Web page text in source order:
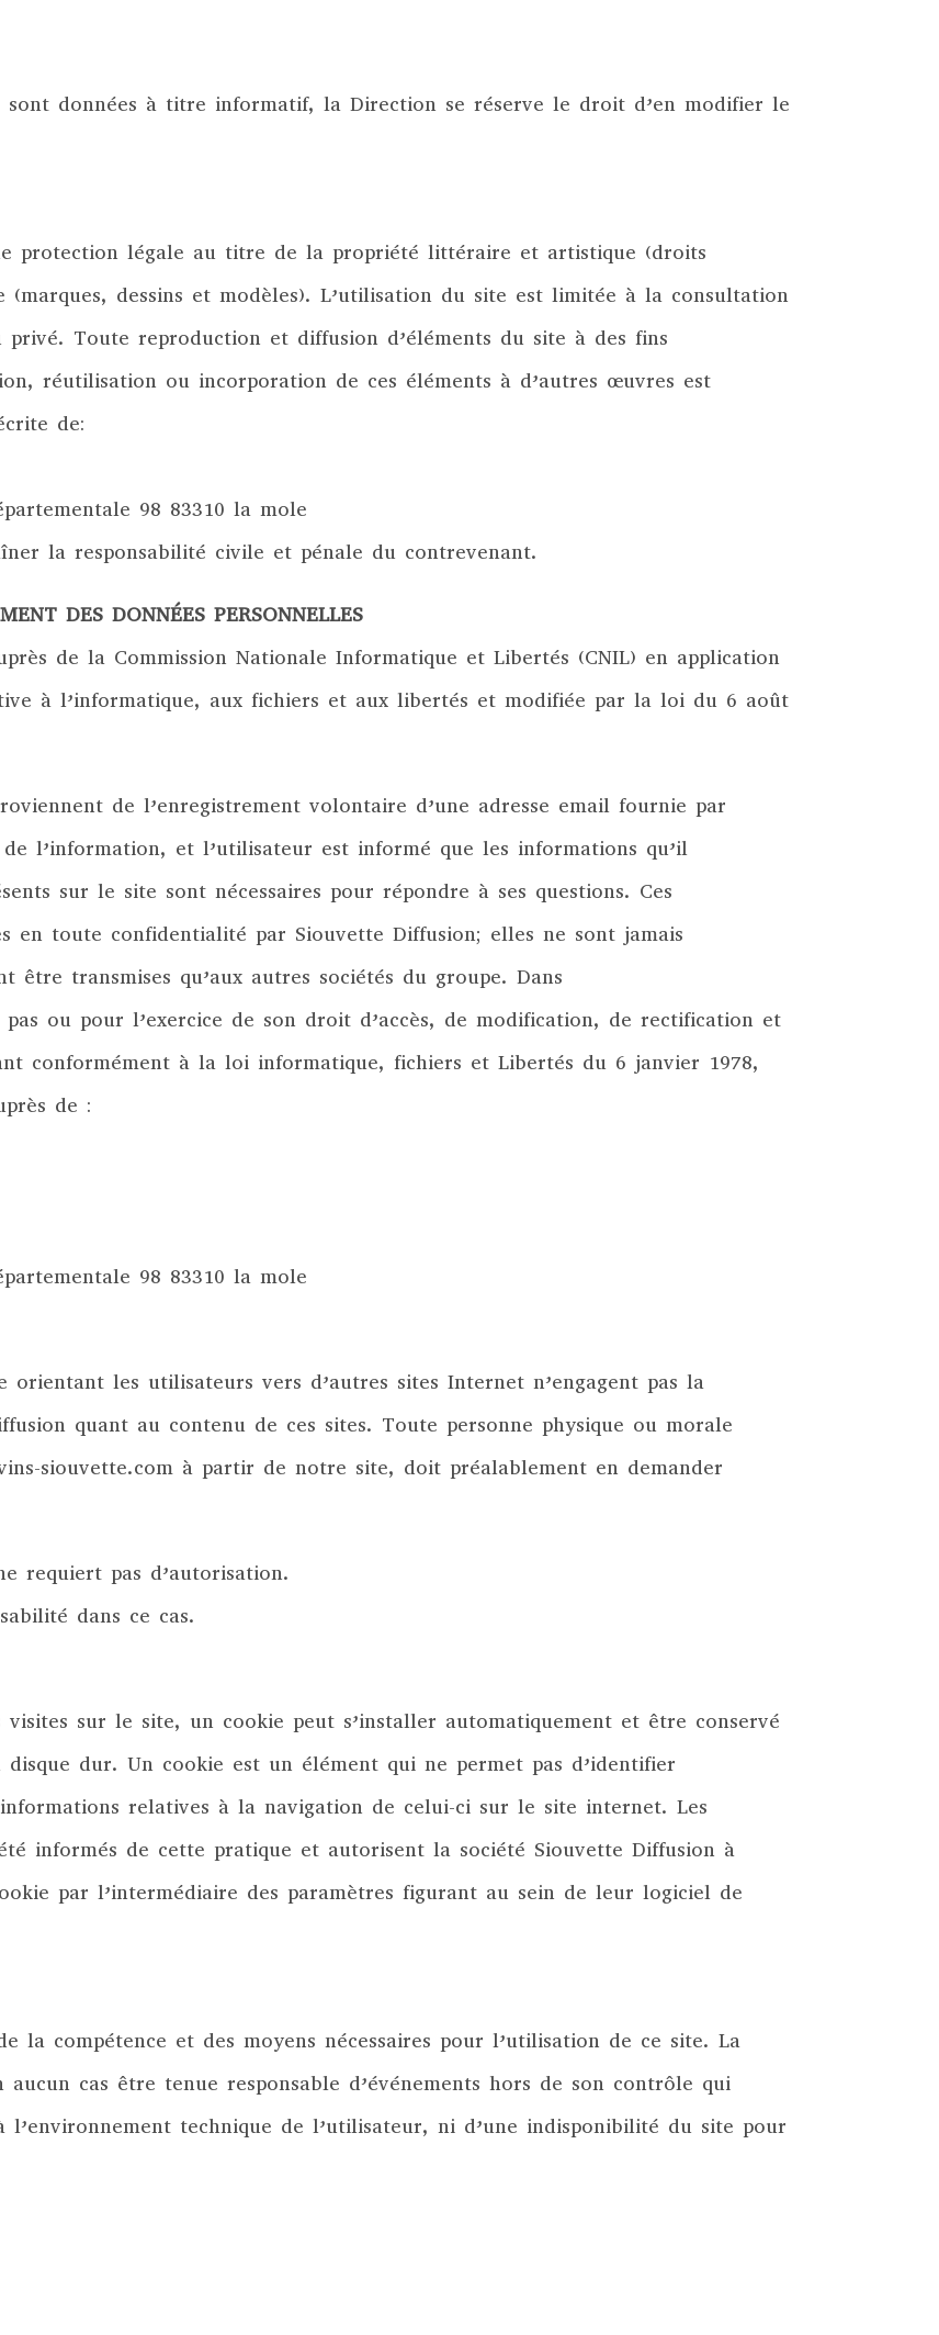
sont données à titre informatif, la Direction se réserve le droit d’en modifier le
protection légale au titre de la propriété littéraire et artistique (droits
dessins et modèles). L’utilisation du site est limitée à la consultation
Toute reproduction et diffusion d’éléments du site à des fins
réutilisation ou incorporation de ces éléments à d’autres œuvres est
de:
98 83310 la mole
la responsabilité civile et pénale du contrevenant.
DES DONNÉES PERSONNELLES
de la Commission Nationale Informatique et Libertés (CNIL) en application
à l’informatique, aux fichiers et aux libertés et modifiée par la loi du 6 août
de l’enregistrement volontaire d’une adresse email fournie par
l’information, et l’utilisateur est informé que les informations qu’il
sur le site sont nécessaires pour répondre à ses questions. Ces
en toute confidentialité par Siouvette Diffusion; elles ne sont jamais
être transmises qu’aux autres sociétés du groupe. Dans
ou pour l’exercice de son droit d’accès, de modification, de rectification et
conformément à la loi informatique, fichiers et Libertés du 6 janvier 1978,
de :
98 83310 la mole
orientant les utilisateurs vers d’autres sites Internet n’engagent pas la
quant au contenu de ces sites. Toute personne physique ou morale
siouvette.com à partir de notre site, doit préalablement en demander
requiert pas d’autorisation.
dans ce cas.
sur le site, un cookie peut s’installer automatiquement et être conservé
dur. Un cookie est un élément qui ne permet pas d’identifier
relatives à la navigation de celui-ci sur le site internet. Les
informés de cette pratique et autorisent la société Siouvette Diffusion à
par l’intermédiaire des paramètres figurant au sein de leur logiciel de
la compétence et des moyens nécessaires pour l’utilisation de ce site. La
cas être tenue responsable d’événements hors de son contrôle qui
technique de l’utilisateur, ni d’une indisponibilité du site pour